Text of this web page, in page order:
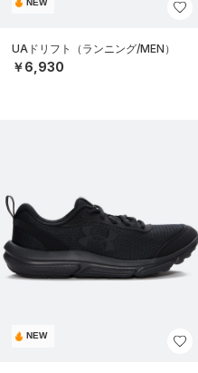
NEW
UAドリフト（ランニング/MEN）
￥6,930
NEW